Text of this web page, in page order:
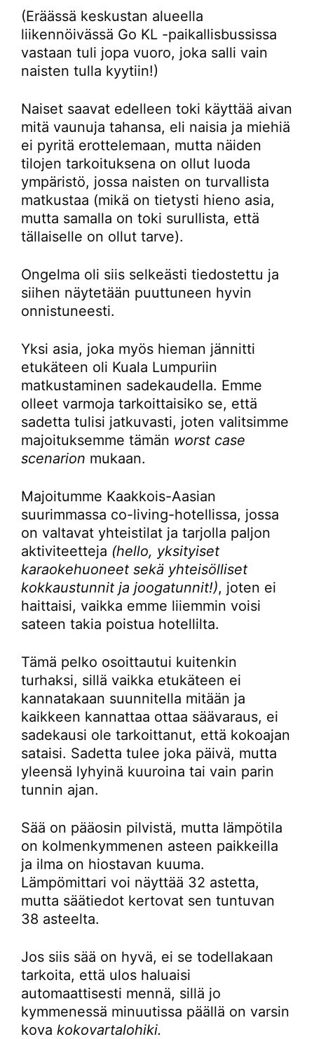
(Eräässä keskustan alueella
liikennöivässä Go KL -paikallisbussissa
vastaan tuli jopa vuoro, joka salli vain
naisten tulla kyytiin!)
Naiset saavat edelleen toki käyttää aivan
mitä vaunuja tahansa, eli naisia ja miehiä
ei pyritä erottelemaan, mutta näiden
tilojen tarkoituksena on ollut luoda
ympäristö, jossa naisten on turvallista
matkustaa (mikä on tietysti hieno asia,
mutta samalla on toki surullista, että
tällaiselle on ollut tarve).
Ongelma oli siis selkeästi tiedostettu ja
siihen näytetään puuttuneen hyvin
onnistuneesti.
Yksi asia, joka myös hieman jännitti
etukäteen oli Kuala Lumpuriin
matkustaminen sadekaudella. Emme
olleet varmoja tarkoittaisiko se, että
sadetta tulisi jatkuvasti, joten valitsimme
majoituksemme tämän worst case
scenarion mukaan.
Majoitumme Kaakkois-Aasian
suurimmassa co-living-hotellissa, jossa
on valtavat yhteistilat ja tarjolla paljon
aktiviteetteja (hello, yksityiset
karaokehuoneet sekä yhteisölliset
kokkaustunnit ja joogatunnit!), joten ei
haittaisi, vaikka emme liiemmin voisi
sateen takia poistua hotellilta.
Tämä pelko osoittautui kuitenkin
turhaksi, sillä vaikka etukäteen ei
kannatakaan suunnitella mitään ja
kaikkeen kannattaa ottaa säävaraus, ei
sadekausi ole tarkoittanut, että kokoajan
sataisi. Sadetta tulee joka päivä, mutta
yleensä lyhyinä kuuroina tai vain parin
tunnin ajan.
Sää on pääosin pilvistä, mutta lämpötila
on kolmenkymmenen asteen paikkeilla
ja ilma on hiostavan kuuma.
Lämpömittari voi näyttää 32 astetta,
mutta säätiedot kertovat sen tuntuvan
38 asteelta.
Jos siis sää on hyvä, ei se todellakaan
tarkoita, että ulos haluaisi
automaattisesti mennä, sillä jo
kymmenessä minuutissa päällä on varsin
kova kokovartalohiki.